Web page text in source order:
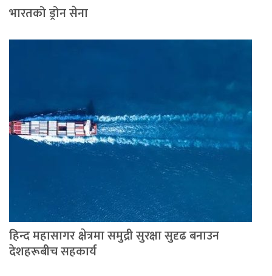
भारतको ड्रोन सेना
हिन्द महासागर क्षेत्रमा समुद्री सुरक्षा सुदृढ बनाउन
देशहरूबीच सहकार्य